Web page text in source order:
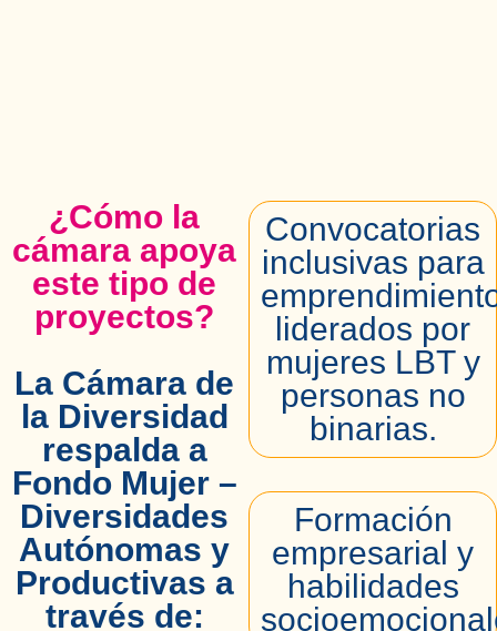
¿Cómo la
cámara apoya
este tipo de
proyectos?
La Cámara de
la Diversidad
respalda a
Fondo Mujer –
Diversidades
Autónomas y
Productivas a
través de:
Convocatorias
inclusivas para
liderados por
mujeres LBT y
personas no
binarias.
Formación
empresarial y
habilidades